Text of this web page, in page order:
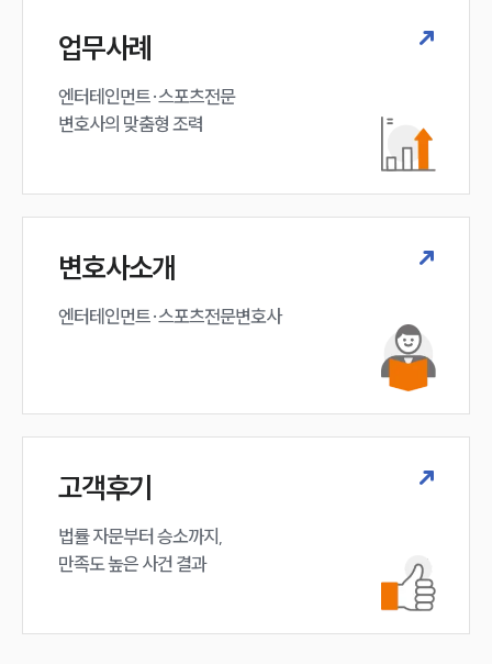
업무사례
엔터테인먼트·스포츠전문
변호사의 맞춤형 조력
변호사소개
엔터테인먼트·스포츠전문변호사
고객후기
법률 자문부터 승소까지,
만족도 높은 사건 결과